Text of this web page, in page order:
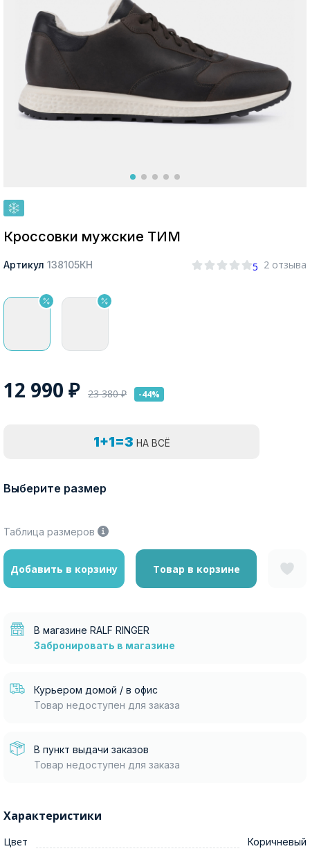
Москва
Покупателям
Кроссовки мужские ТИМ
Артикул 138105КН 5 2 отзыва
12 990 ₽ 23 380₽ -44%
1+1=3 НА ВСЁ
Выберите размер
Таблица размеров
Добавить в корзину Товар в корзине
В магазине RALF RINGER
Забронировать в магазине
Курьером домой / в офис
Товар недоступен для заказа
В пункт выдачи заказов
Товар недоступен для заказа
Характеристики
Цвет Коричневый